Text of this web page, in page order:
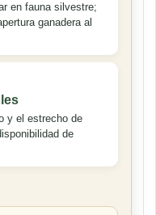
en fauna silvestre;
ganadera al
y el estrecho de
de